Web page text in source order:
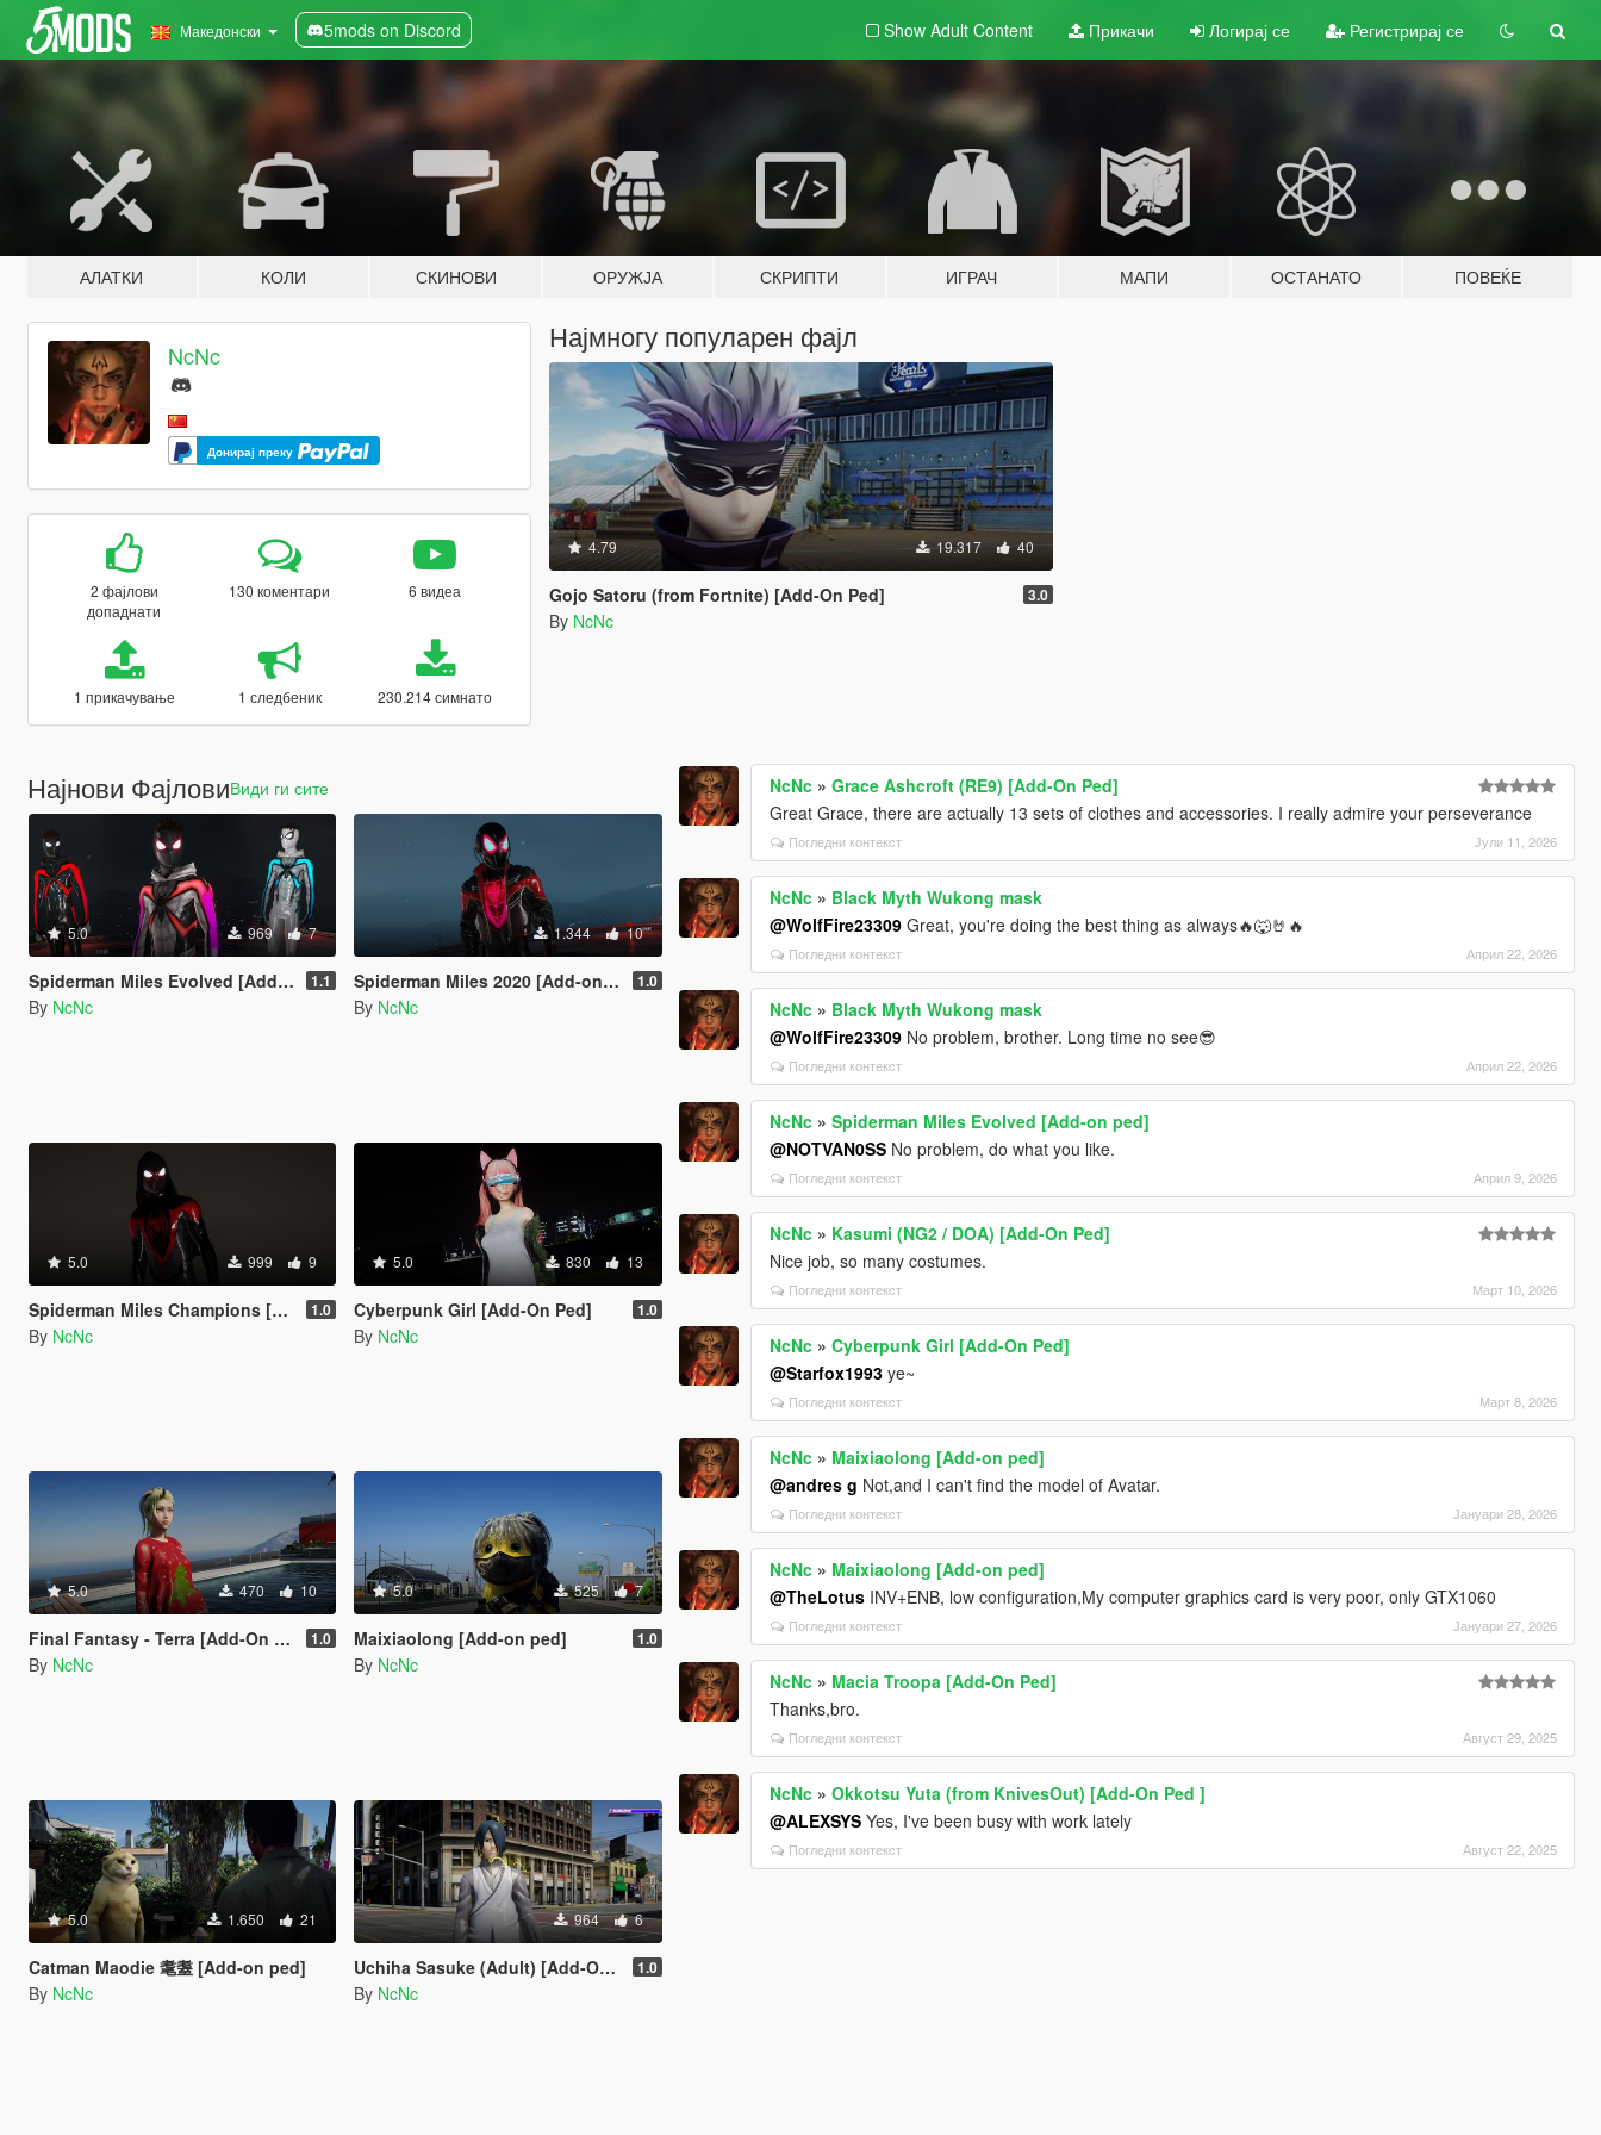
Македонски 5mods on Discord Show Adult Content Прикачи Логирај се Регистрирај се
АЛАТКИ КОЛИ СКИНОВИ ОРУЖЈА СКРИПТИ ИГРАЧ МАПИ ОСТАНАТО ПОВЕЌЕ
NcNc
Донирај преку
2 фајлови
допаднати
130 коментари 6 видеа
1 прикачување 1 следбеник 230.214 симнато
Најмногу популарен фајл
4.79 19.317 40
Gojo Satoru (from Fortnite) [Add-On Ped] 3.0
By NcNc
Најнови ФајловиВиди ги сите
5.0 969 7
Spiderman Miles Evolved [Add-on ped] 1.1
By NcNc
1.344 10
Spiderman Miles 2020 [Add-on ped] 1.0
By NcNc
5.0 999 9
Spiderman Miles Champions [Add-on ped] 1.0
By NcNc
5.0 830 13
Cyberpunk Girl [Add-On Ped] 1.0
By NcNc
5.0 470 10
Final Fantasy - Terra [Add-On Ped] 1.0
By NcNc
5.0 525 7
Maixiaolong [Add-on ped] 1.0
By NcNc
5.0 1.650 21
Catman Maodie 耄耋 [Add-on ped]
By NcNc
964 6
Uchiha Sasuke (Adult) [Add-On Ped] 1.0
By NcNc
NcNc »Grace Ashcroft (RE9) [Add-On Ped]
Great Grace, there are actually 13 sets of clothes and accessories. I really admire your perseverance
Погледни контекст Јули 11, 2026
NcNc » Black Myth Wukong mask
@WolfFire23309 Great, you're doing the best thing as always🔥🐺🤘🔥
Погледни контекст Април 22, 2026
NcNc » Black Myth Wukong mask
@WolfFire23309 No problem, brother. Long time no see😎
Погледни контекст Април 22, 2026
NcNc »Spiderman Miles Evolved [Add-on ped]
@NOTVAN0SS No problem, do what you like.
Погледни контекст Април 9, 2026
NcNc » Kasumi (NG2 / DOA) [Add-On Ped]
Nice job, so many costumes.
Погледни контекст Март 10, 2026
NcNc »Cyberpunk Girl [Add-On Ped]
@Starfox1993 ye~
Погледни контекст Март 8, 2026
NcNc » Maixiaolong [Add-on ped]
@andres g Not,and I can't find the model of Avatar.
Погледни контекст Јануари 28, 2026
NcNc » Maixiaolong [Add-on ped]
@TheLotus INV+ENB, low configuration,My computer graphics card is very poor, only GTX1060
Погледни контекст Јануари 27, 2026
NcNc » Macia Troopa [Add-On Ped]
Thanks,bro.
Погледни контекст Август 29, 2025
NcNc »Okkotsu Yuta (from KnivesOut) [Add-On Ped ]
@ALEXSYS Yes, I've been busy with work lately
Погледни контекст Август 22, 2025